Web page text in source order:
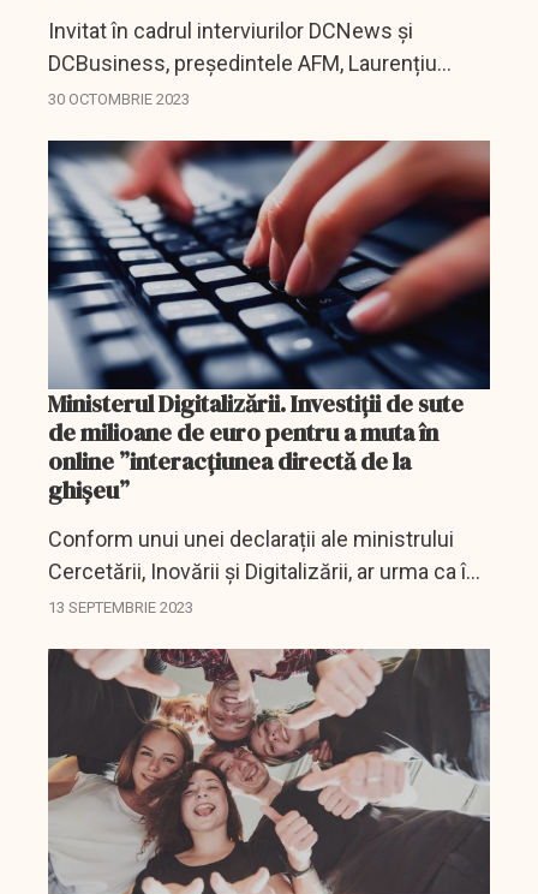
Invitat în cadrul interviurilor DCNews și
DCBusiness, președintele AFM, Laurențiu
Neculescu a vorbit despre oportunitățile de
toată țară...
30 OCTOMBRIE 2023
Ministerul Digitalizării. Investiții de sute
de milioane de euro pentru a muta în
online ”interacțiunea directă de la
ghișeu”
Conform unui unei declarații ale ministrului
Cercetării, Inovării și Digitalizării, ar urma ca în
curând, 30 de instituții ale statului să își mute
13 SEPTEMBRIE 2023